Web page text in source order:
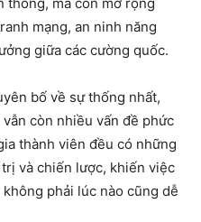
mạng, an ninh năng
giữa các cường quốc.
bố về sự thống nhất,
còn nhiều vấn đề phức
thành viên đều có những
và chiến lược, khiến việc
phải lúc nào cũng dễ